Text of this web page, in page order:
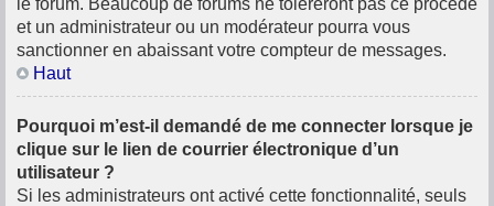
le forum. Beaucoup de forums ne toléreront pas ce procédé
et un administrateur ou un modérateur pourra vous
sanctionner en abaissant votre compteur de messages.
Haut
Pourquoi m’est-il demandé de me connecter lorsque je
clique sur le lien de courrier électronique d’un
utilisateur ?
Si les administrateurs ont activé cette fonctionnalité, seuls